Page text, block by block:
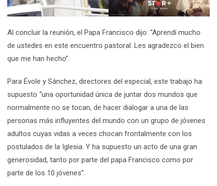
Al concluir la reunión, el Papa Francisco dijo: “Aprendí mucho
de ustedes en este encuentro pastoral. Les agradezco el bien
que me han hecho”.
Para Évole y Sánchez, directores del especial, este trabajo ha
supuesto “una oportunidad única de juntar dos mundos que
normalmente no se tocan, de hacer dialogar a una de las
personas más influyentes del mundo con un grupo de jóvenes
adultos cuyas vidas a veces chocan frontalmente con los
postulados de la Iglesia. Y ha supuesto un acto de una gran
generosidad, tanto por parte del papa Francisco como por
parte de los 10 jóvenes”.